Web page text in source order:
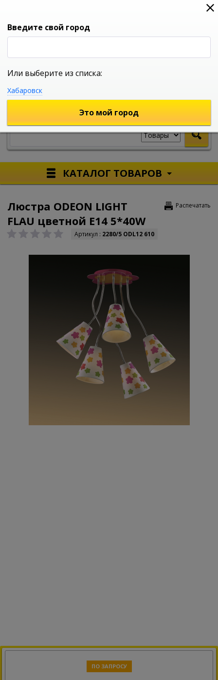
0
УНИВЕРСАЛЬНЫЙ ИНТЕРНЕТ МАГАЗИН
КАТАЛОГ ТОВАРОВ
Распечатать
Люстра ODEON LIGHT
FLAU цветной E14 5*40W
Артикул : 2280/5 ODL12 610
ПО ЗАПРОСУ
Введите свой город
Или выберите из списка:
Хабаровск
Это мой город